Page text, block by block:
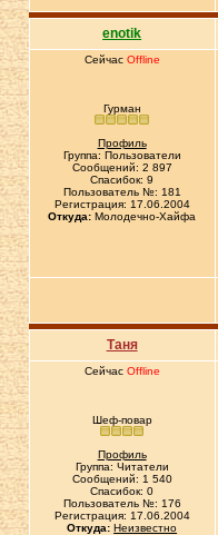
enotik
Сейчас Offline
Гурман
Профиль
Группа: Пользователи
Сообщений: 2 897
Спасибок: 9
Пользователь №: 181
Регистрация: 17.06.2004
Откуда: Молодечно-Хайфа
Таня
Сейчас Offline
Шеф-повар
Профиль
Группа: Читатели
Сообщений: 1 540
Спасибок: 0
Пользователь №: 176
Регистрация: 17.06.2004
Откуда: Неизвестно